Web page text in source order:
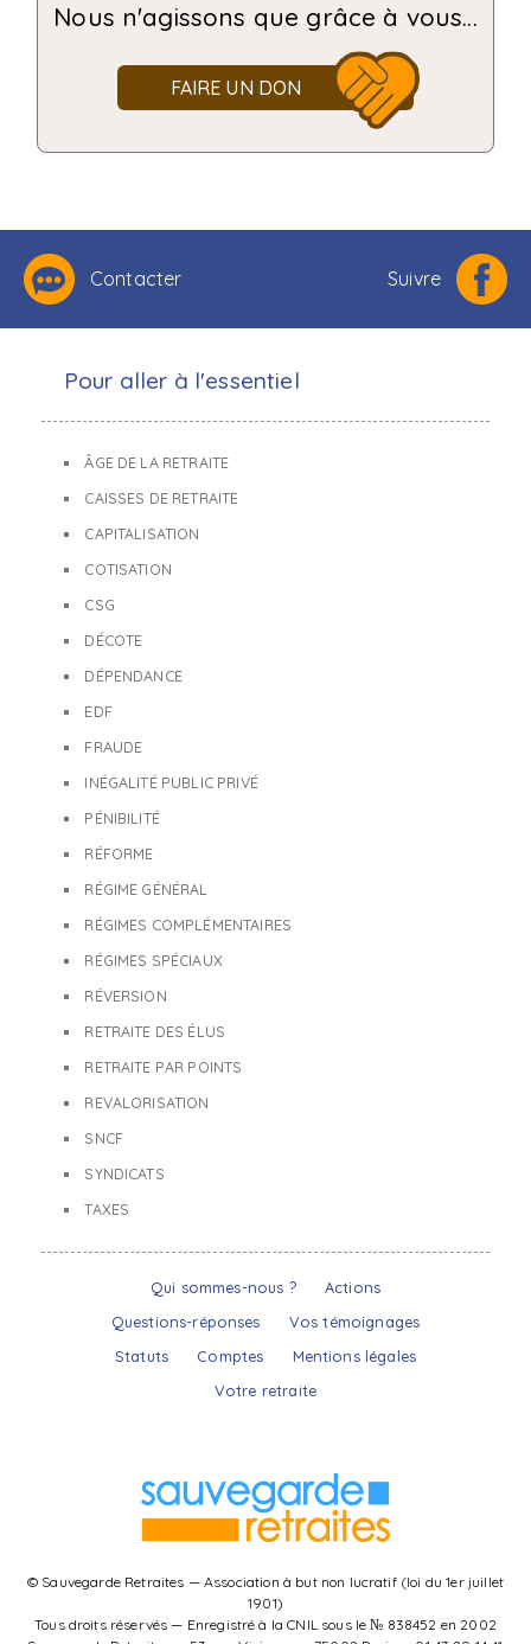
Nous n'agissons que grâce à vous...
FAIRE UN DON
Contacter Suivre
Pour aller à l'essentiel
ÂGE DE LA RETRAITE
CAISSES DE RETRAITE
CAPITALISATION
COTISATION
CSG
DÉCOTE
DÉPENDANCE
EDF
FRAUDE
INÉGALITÉ PUBLIC PRIVÉ
PÉNIBILITÉ
RÉFORME
RÉGIME GÉNÉRAL
RÉGIMES COMPLÉMENTAIRES
RÉGIMES SPÉCIAUX
RÉVERSION
RETRAITE DES ÉLUS
RETRAITE PAR POINTS
REVALORISATION
SNCF
SYNDICATS
TAXES
Qui sommes-nous ?
Actions
Questions-réponses
Vos témoignages
Statuts
Comptes
Mentions légales
Votre retraite
© Sauvegarde Retraites — Association à but non lucratif (loi du 1er juillet
1901)
Tous droits réservés — Enregistré à la CNIL sous le № 838452 en 2002